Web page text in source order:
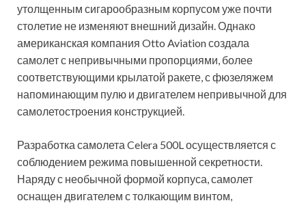
утолщенным сигарообразным корпусом уже почти
столетие не изменяют внешний дизайн. Однако
американская компания Otto Aviation создала
самолет с непривычными пропорциями, более
соответствующими крылатой ракете, с фюзеляжем
напоминающим пулю и двигателем непривычной для
самолетостроения конструкцией.
Разработка самолета Celera 500L осуществляется с
соблюдением режима повышенной секретности.
Наряду с необычной формой корпуса, самолет
оснащен двигателем с толкающим винтом,